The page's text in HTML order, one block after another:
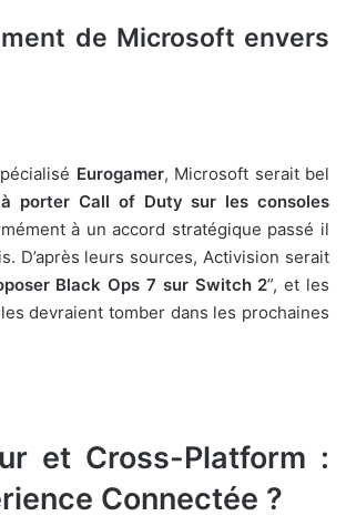
de Microsoft envers
Eurogamer, Microsoft serait bel
à porter Call of Duty sur les consoles
à un accord stratégique passé il
D’après leurs sources, Activision serait
Black Ops 7 sur Switch 2”, et les
devraient tomber dans les prochaines
et Cross-Platform :
Connectée ?